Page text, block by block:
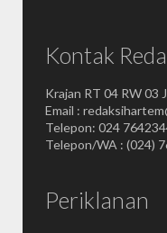
Kontak
Krajan RT 04 RW 03
Email :
Telepon: 024
Telepon/WA : (024)
Periklanan